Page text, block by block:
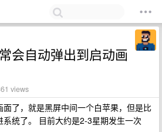
会自动弹出到启动画
views
了，就是黑屏中间一个白苹果，但是比
统了。 目前大约是2-3星期发生一次